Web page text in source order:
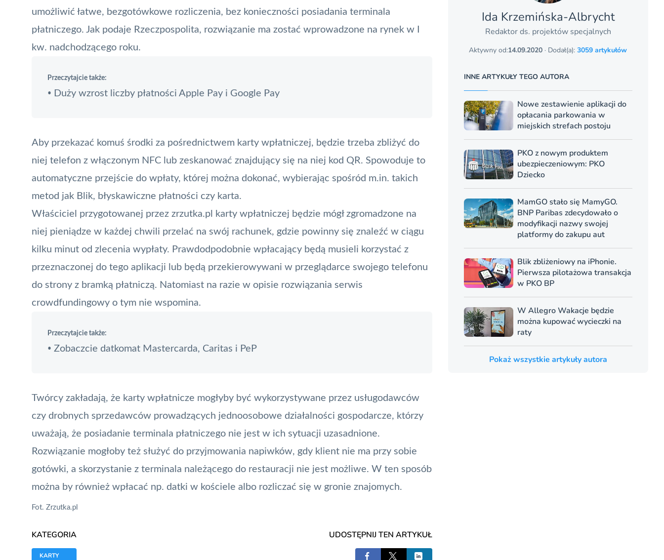
umożliwić łatwe, bezgotówkowe rozliczenia, bez konieczności posiadania terminala
płatniczego. Jak podaje Rzeczpospolita, rozwiązanie ma zostać wprowadzone na rynek w I
kw. nadchodzącego roku.
Przeczytajcie także:
• Duży wzrost liczby płatności Apple Pay i Google Pay
Aby przekazać komuś środki za pośrednictwem karty wpłatniczej, będzie trzeba zbliżyć do
niej telefon z włączonym NFC lub zeskanować znajdujący się na niej kod QR. Spowoduje to
automatyczne przejście do wpłaty, której można dokonać, wybierając spośród m.in. takich
metod jak Blik, błyskawiczne płatności czy karta.
Właściciel przygotowanej przez zrzutka.pl karty wpłatniczej będzie mógł zgromadzone na
niej pieniądze w każdej chwili przelać na swój rachunek, gdzie powinny się znaleźć w ciągu
kilku minut od zlecenia wypłaty. Prawdodpodobnie wpłacający będą musieli korzystać z
przeznaczonej do tego aplikacji lub będą przekierowywani w przeglądarce swojego telefonu
do strony z bramką płatniczą. Natomiast na razie w opisie rozwiązania serwis
crowdfundingowy o tym nie wspomina.
Przeczytajcie także:
• Zobaczcie datkomat Mastercarda, Caritas i PeP
Twórcy zakładają, że karty wpłatnicze mogłyby być wykorzystywane przez usługodawców
czy drobnych sprzedawców prowadzących jednoosobowe działalności gospodarcze, którzy
uważają, że posiadanie terminala płatniczego nie jest w ich sytuacji uzasadnione.
Rozwiązanie mogłoby też służyć do przyjmowania napiwków, gdy klient nie ma przy sobie
gotówki, a skorzystanie z terminala należącego do restauracji nie jest możliwe. W ten sposób
można by również wpłacać np. datki w kościele albo rozliczać się w gronie znajomych.
Fot. Zrzutka.pl
KATEGORIA
KARTY
UDOSTĘPNIJ TEN ARTYKUŁ
Ida Krzemińska-Albrycht
Redaktor ds. projektów specjalnych
Aktywny od:14.09.2020 · Dodał(a):3059 artykułów
INNE ARTYKUŁY TEGO AUTORA
Nowe zestawienie aplikacji do
opłacania parkowania w
miejskich strefach postoju
PKO z nowym produktem
ubezpieczeniowym: PKO
Dziecko
MamGO stało się MamyGO.
BNP Paribas zdecydowało o
modyfikacji nazwy swojej
platformy do zakupu aut
Blik zbliżeniowy na iPhonie.
Pierwsza pilotażowa transakcja
w PKO BP
W Allegro Wakacje będzie
można kupować wycieczki na
raty
Pokaż wszystkie artykuły autora